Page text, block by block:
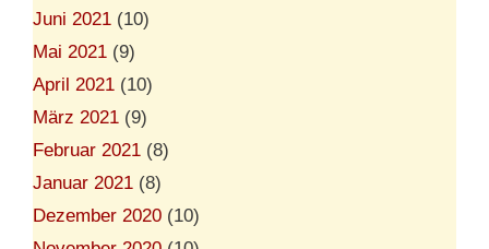
Juni 2021 (10)
Mai 2021 (9)
April 2021 (10)
März 2021 (9)
Februar 2021 (8)
Januar 2021 (8)
Dezember 2020 (10)